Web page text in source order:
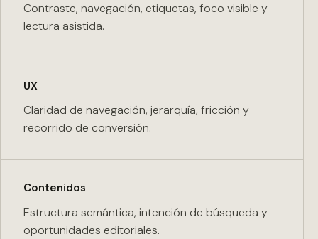
Contraste, navegación, etiquetas, foco visible y
lectura asistida.
UX
Claridad de navegación, jerarquía, fricción y
recorrido de conversión.
Contenidos
Estructura semántica, intención de búsqueda y
oportunidades editoriales.